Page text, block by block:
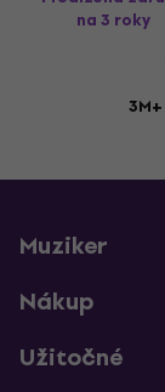
na 3 roky
Muziker
Nákup
Užitočné